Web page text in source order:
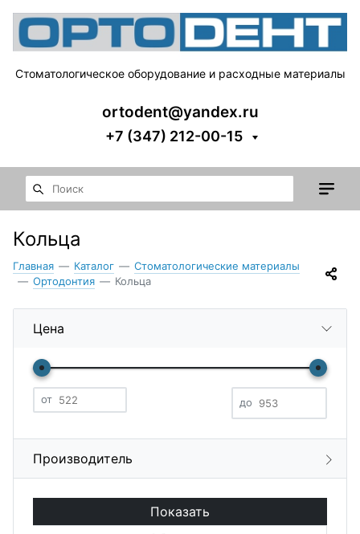
Стоматологическое оборудование и расходные материалы
ortodent@yandex.ru
+7 (347) 212-00-15
Кольца
Главная — Каталог — Стоматологические материалы
— Ортодонтия — Кольца
Цена
от до
Производитель